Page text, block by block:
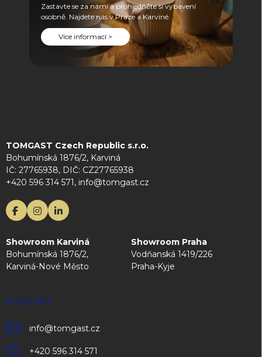
Zastavte se za námi a prohlédněte si vybavení
osobně. Najdete nás v Praze a Karviné.
Více informací >
TOMGAST Czech Republic s.r.o.
Bohumínská 1876/2, Karviná
IČ: 27765938, DIČ: CZ27765938
+420 596 314 571, info@tomgast.cz
Showroom Karviná
Bohumínská 1876/2,
Karviná-Nové Město
Showroom Praha
Vodňanská 1419/226
Praha-Kyje
KONTAKT
info@tomgast.cz
+420 596 314 571